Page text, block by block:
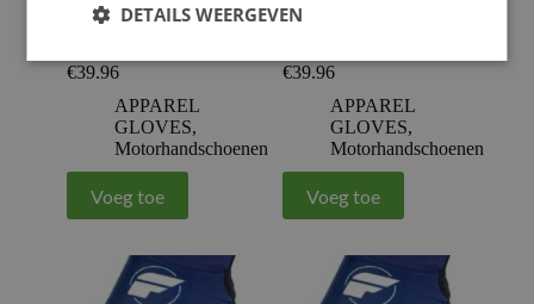
GLOVE EVO DST´26,
€39.96
APPAREL
GLOVES,
Motorhandschoenen
Voeg toe
GLOVE EVO DST´26,
€39.96
APPAREL
GLOVES,
Motorhandschoenen
Voeg toe
DETAILS WEERGEVEN